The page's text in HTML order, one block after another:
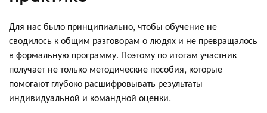
Для нас было принципиально, чтобы обучение не
сводилось к общим разговорам о людях и не превращалось
в формальную программу. Поэтому по итогам участник
получает не только методические пособия, которые
помогают глубоко расшифровывать результаты
индивидуальной и командной оценки.